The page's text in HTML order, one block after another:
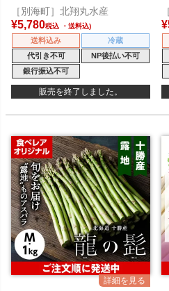
［別海町］北翔丸水産
¥5,780税込
送料込み
冷蔵
代引き不可
NP後払い不可
銀行振込不可
販売を終了しました。
¥